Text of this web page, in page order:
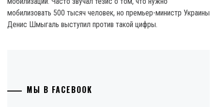
мобилизовать 500 тысяч человек, но премьер-министр Украины
Денис Шмыгаль выступил против такой цифры.
МЫ В FACEBOOK